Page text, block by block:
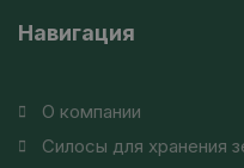
Навигация
О компании
Силосы для хранения